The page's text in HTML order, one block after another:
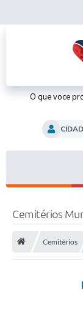
O que voce
Cemitérios
Cemitérios